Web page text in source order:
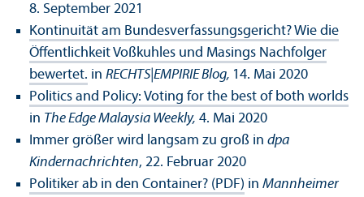
8. September 2021
Kontinuität am Bundesverfassungsgericht? Wie die
Öffentlichkeit Voßkuhles und Masings Nachfolger
bewertet. in RECHTS|EMPIRIE Blog, 14. Mai 2020
Politics and Policy: Voting for the best of both worlds
in The Edge Malaysia Weekly, 4. Mai 2020
Immer größer wird langsam zu groß in dpa
Kindernachrichten, 22. Februar 2020
Politiker ab in den Container? (PDF) in Mannheimer